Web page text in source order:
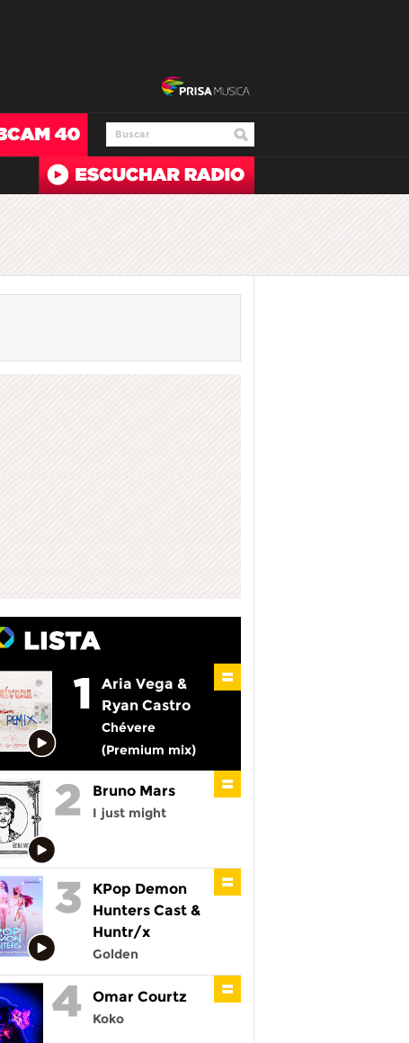
Aria Vega &
Ryan Castro
Chévere
(Premium mix)
Bruno Mars
I just might
KPop Demon
Hunters Cast &
Huntr/x
Golden
Omar Courtz
Koko